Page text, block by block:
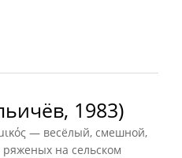
1983)
— весёлый, смешной,
на сельском